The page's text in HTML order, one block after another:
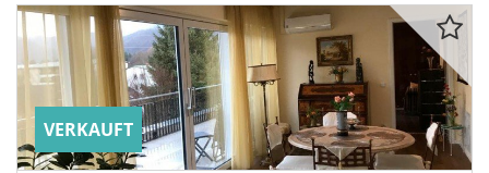
VERKAUFT